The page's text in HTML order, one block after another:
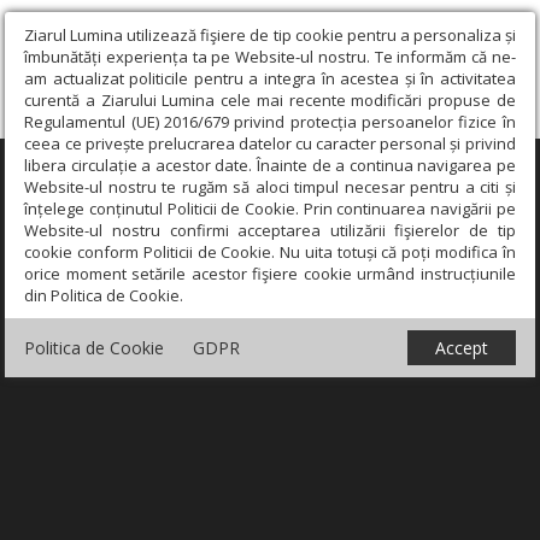
Ziarul Lumina utilizează fişiere de tip cookie pentru a personaliza și
îmbunătăți experiența ta pe Website-ul nostru. Te informăm că ne-
am actualizat politicile pentru a integra în acestea și în activitatea
curentă a Ziarului Lumina cele mai recente modificări propuse de
Regulamentul (UE) 2016/679 privind protecția persoanelor fizice în
ceea ce privește prelucrarea datelor cu caracter personal și privind
libera circulație a acestor date. Înainte de a continua navigarea pe
Website-ul nostru te rugăm să aloci timpul necesar pentru a citi și
înțelege conținutul Politicii de Cookie. Prin continuarea navigării pe
Website-ul nostru confirmi acceptarea utilizării fişierelor de tip
cookie conform Politicii de Cookie. Nu uita totuși că poți modifica în
orice moment setările acestor fişiere cookie urmând instrucțiunile
din Politica de Cookie.
Politica de Cookie GDPR Accept
×